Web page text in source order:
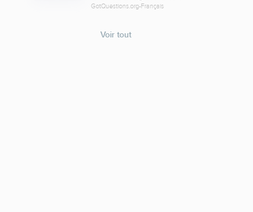
GotQuestions.org-Français
Voir tout